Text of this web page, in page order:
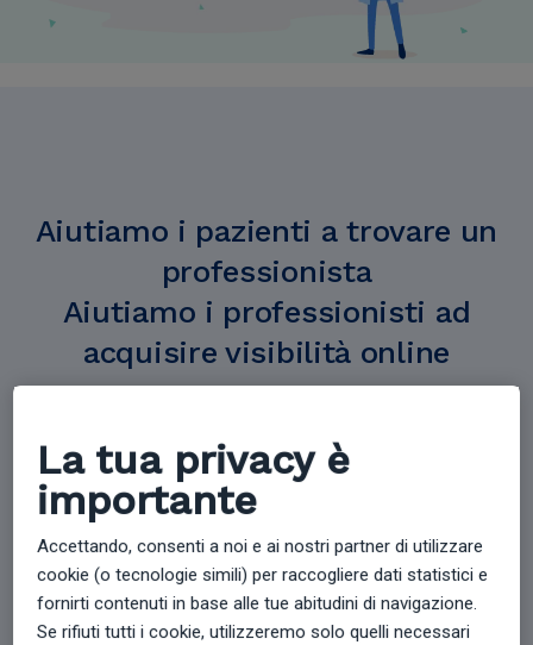
Aiutiamo i pazienti a trovare un
professionista
Aiutiamo i professionisti ad
acquisire visibilità online
24 Milioni
La tua privacy è
importante
Accettando, consenti a noi e ai nostri partner di utilizzare
cookie (o tecnologie simili) per raccogliere dati statistici e
fornirti contenuti in base alle tue abitudini di navigazione.
Se rifiuti tutti i cookie, utilizzeremo solo quelli necessari